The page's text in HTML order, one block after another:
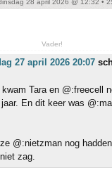
28 april 2026 @ 12:32 •
Vader!
27 april 2026 20:07
Tara en @:freecell
En dit keer was
@:nietzman nog
zag.